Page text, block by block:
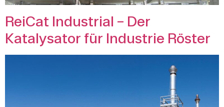
ReiCat Industrial – Der
Katalysator für Industrie Röster